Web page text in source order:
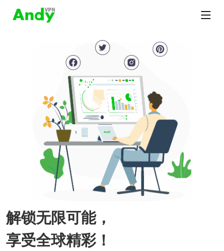
解锁无限可能，
享受全球精彩！